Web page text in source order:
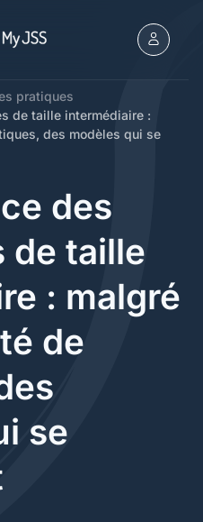
pratiques
de taille intermédiaire :
des modèles qui se
des
de taille
: malgré
de
se